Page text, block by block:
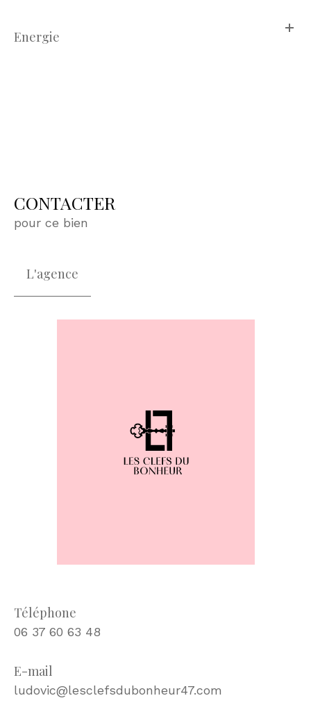
Energie
CONTACTER
pour ce bien
L'agence
Téléphone
06 37 60 63 48
E-mail
ludovic@lesclefsdubonheur47.com